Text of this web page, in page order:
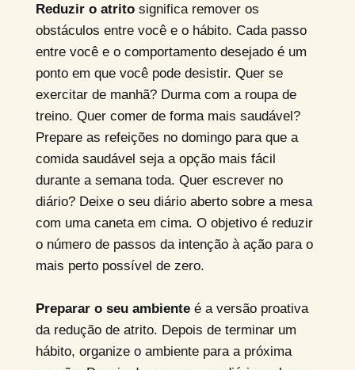
Reduzir o atritosignifica remover os
obstáculos entre você e o hábito. Cada passo
entre você e o comportamento desejado é um
ponto em que você pode desistir. Quer se
exercitar de manhã? Durma com a roupa de
treino. Quer comer de forma mais saudável?
Prepare as refeições no domingo para que a
comida saudável seja a opção mais fácil
durante a semana toda. Quer escrever no
diário? Deixe o seu diário aberto sobre a mesa
com uma caneta em cima. O objetivo é reduzir
o número de passos da intenção à ação para o
mais perto possível de zero.
Preparar o seu ambienteé a versão proativa
da redução de atrito. Depois de terminar um
hábito, organize o ambiente para a próxima